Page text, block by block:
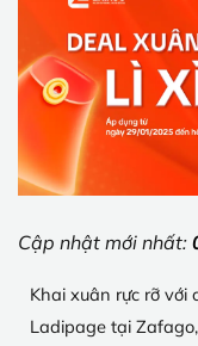
Cập nhật mới nhất:
Khai xuân rực rỡ với
Ladipage tại